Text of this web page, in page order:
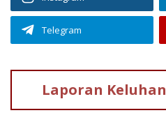
Telegram
Laporan Keluhan